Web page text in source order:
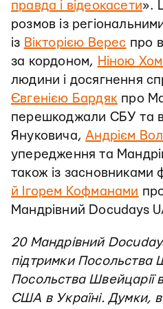
правда і відеокасети».
розмов із
із Вікторією Верес про
за кордоном, Ніною
людини і досягнення
Євгенією Бардяк про
перешкоджали СБУ та
Януковича,Андрієм
упередження та
також із засновниками
й Ігорем Кофманами
Мандрівний Docudays
20 Мандрівний
підтримки Посольства
Посольства Швейцарії
США в Україні. Думки,